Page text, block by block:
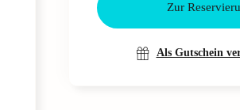
Zur
Als Gutschein